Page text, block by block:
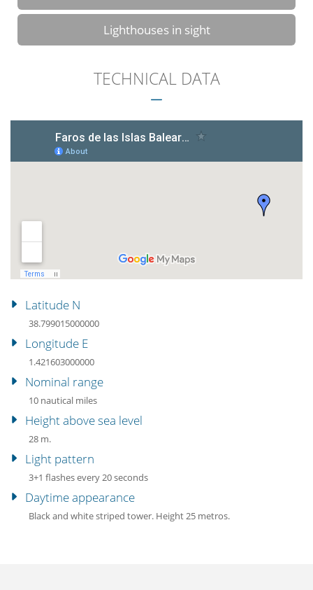
Lighthouses in sight
TECHNICAL DATA
Latitude N
38.799015000000
Longitude E
1.421603000000
Nominal range
10 nautical miles
Height above sea level
28 m.
Light pattern
3+1 flashes every 20 seconds
Daytime appearance
Black and white striped tower. Height 25 metros.